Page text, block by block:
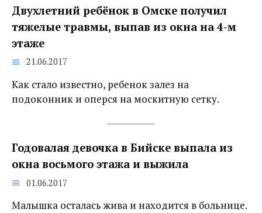
Двухлетний ребёнок в Омске получил
тяжелые травмы, выпав из окна на 4-м
этаже
21.06.2017
Как стало известно, ребенок залез на
подоконник и оперся на москитную сетку.
Годовалая девочка в Бийске выпала из
окна восьмого этажа и выжила
01.06.2017
Малышка осталась жива и находится в больнице.